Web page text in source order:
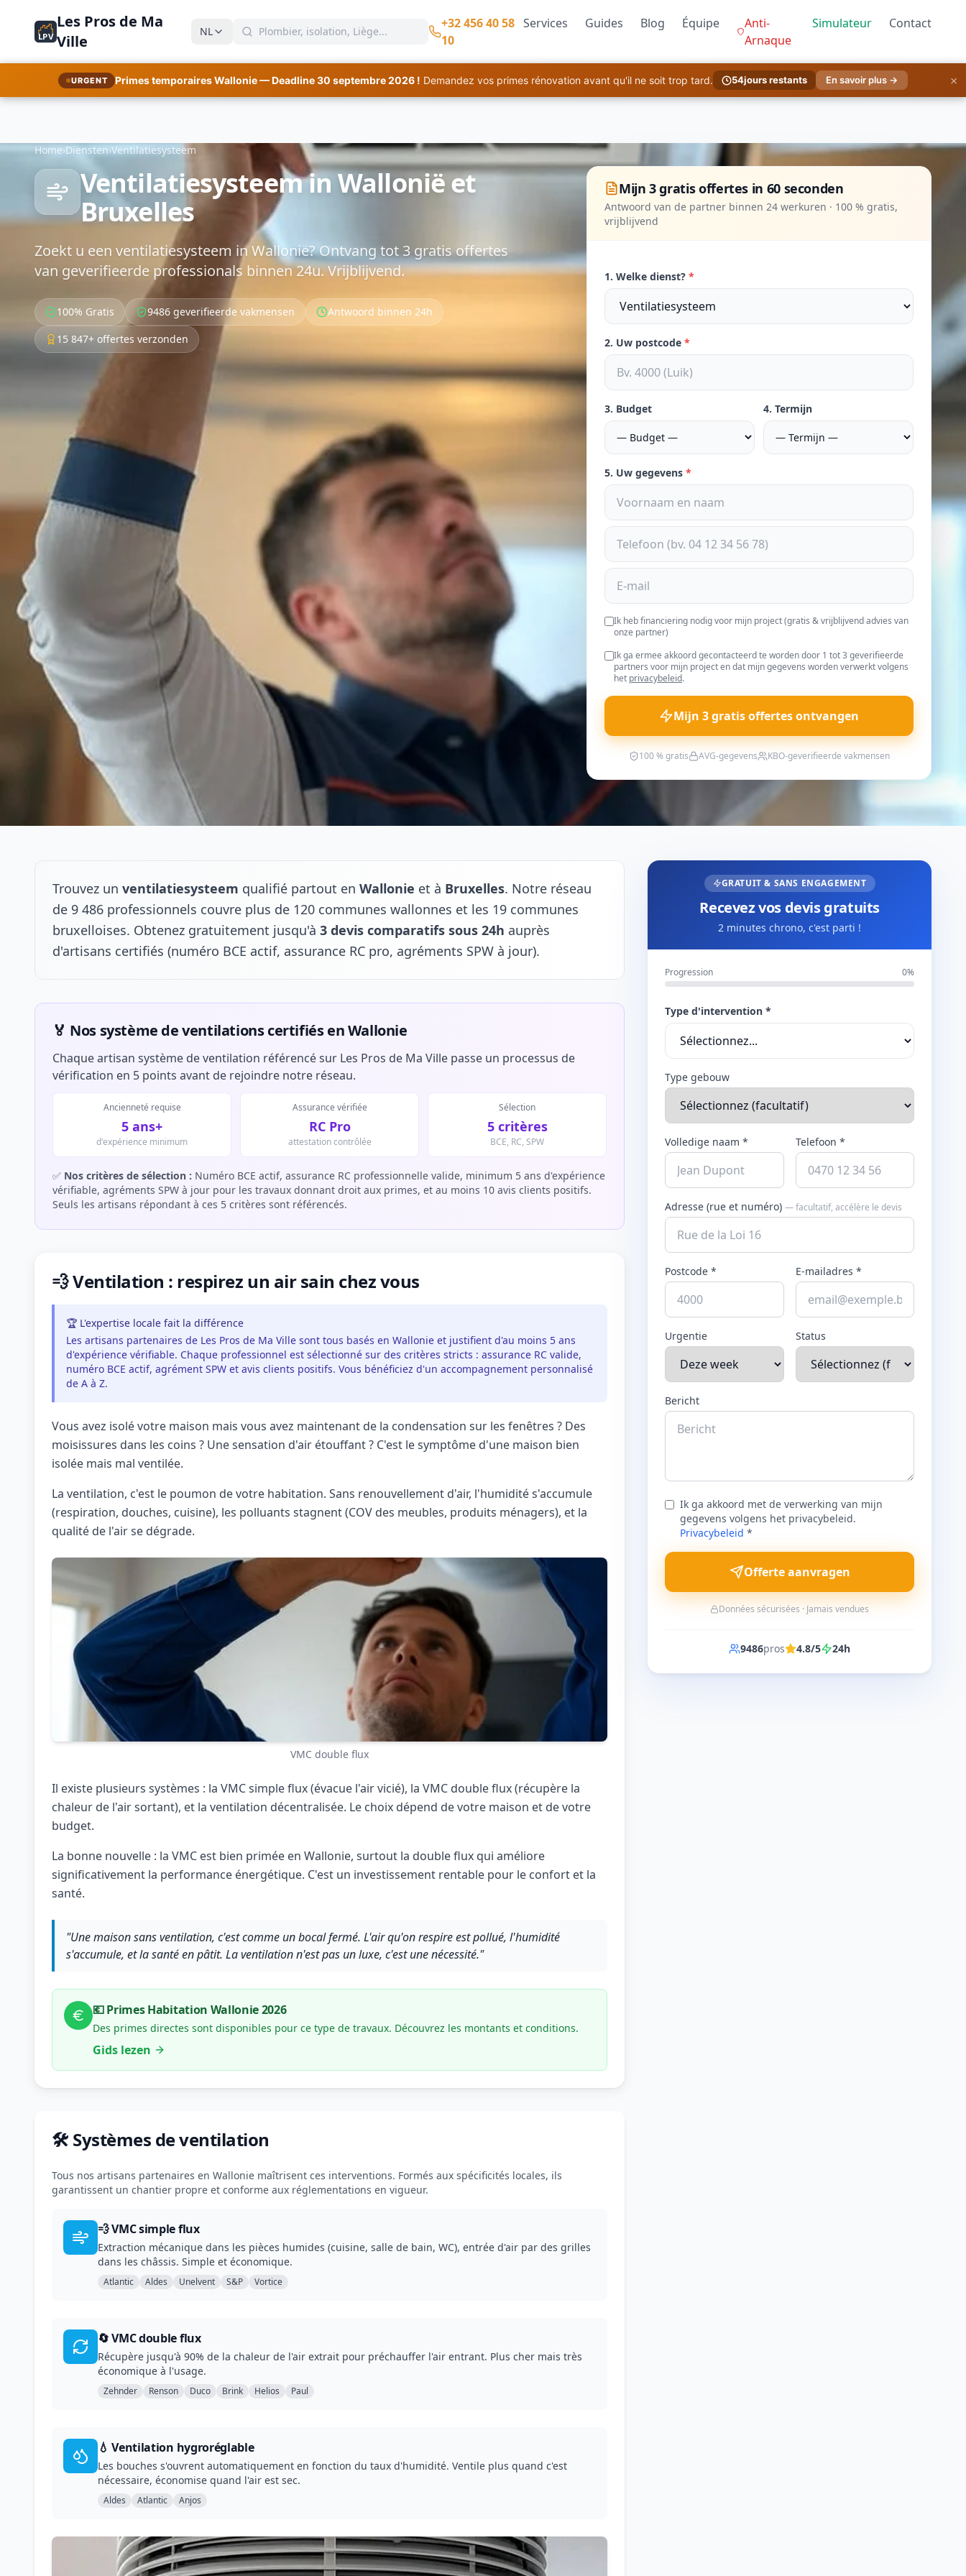
LPV
Les Pros de Ma
Ville
NL
+32 456 40 58
10
Services Guides Blog Équipe
Anti-
Arnaque
Simulateur Contact
URGENT Primes temporaires Wallonie — Deadline 30 septembre 2026 ! Demandez vos primes rénovation avant qu'il ne soit trop tard. 54jours restants En savoir plus → ×
Home›Diensten›Ventilatiesysteem
Ventilatiesysteem in Wallonië et
Bruxelles
Zoekt u een ventilatiesysteem in Wallonië? Ontvang tot 3 gratis offertes
van geverifieerde professionals binnen 24u. Vrijblijvend.
100% Gratis 9486 geverifieerde vakmensen
Antwoord binnen 24h
15 847+ offertes verzonden
Mijn 3 gratis offertes in 60 seconden
Antwoord van de partner binnen 24 werkuren · 100 % gratis,
vrijblijvend
1. Welke dienst? *
2. Uw postcode *
3. Budget 4. Termijn
5. Uw gegevens *
Ik heb financiering nodig voor mijn project (gratis & vrijblijvend advies van
onze partner)
Ik ga ermee akkoord gecontacteerd te worden door 1 tot 3 geverifieerde
partners voor mijn project en dat mijn gegevens worden verwerkt volgens
het privacybeleid.
Mijn 3 gratis offertes ontvangen
100 % gratis AVG-gegevens KBO-geverifieerde vakmensen
Trouvez un ventilatiesysteem qualifié partout en Wallonie et à Bruxelles. Notre réseau
de 9 486 professionnels couvre plus de 120 communes wallonnes et les 19 communes
bruxelloises. Obtenez gratuitement jusqu'à 3 devis comparatifs sous 24h auprès
d'artisans certifiés (numéro BCE actif, assurance RC pro, agréments SPW à jour).
🏅 Nos système de ventilations certifiés en Wallonie
Chaque artisan système de ventilation référencé sur Les Pros de Ma Ville passe un processus de
vérification en 5 points avant de rejoindre notre réseau.
Ancienneté requise
5 ans+
d'expérience minimum
Assurance vérifiée
RC Pro
attestation contrôlée
Sélection
5 critères
BCE, RC, SPW
✅ Nos critères de sélection : Numéro BCE actif, assurance RC professionnelle valide, minimum 5 ans d'expérience
vérifiable, agréments SPW à jour pour les travaux donnant droit aux primes, et au moins 10 avis clients positifs.
Seuls les artisans répondant à ces 5 critères sont référencés.
💨 Ventilation : respirez un air sain chez vous
🏆 L'expertise locale fait la différence
Les artisans partenaires de Les Pros de Ma Ville sont tous basés en Wallonie et justifient d'au moins 5 ans
d'expérience vérifiable. Chaque professionnel est sélectionné sur des critères stricts : assurance RC valide,
numéro BCE actif, agrément SPW et avis clients positifs. Vous bénéficiez d'un accompagnement personnalisé
de A à Z.
Vous avez isolé votre maison mais vous avez maintenant de la condensation sur les fenêtres ? Des
moisissures dans les coins ? Une sensation d'air étouffant ? C'est le symptôme d'une maison bien
isolée mais mal ventilée.
La ventilation, c'est le poumon de votre habitation. Sans renouvellement d'air, l'humidité s'accumule
(respiration, douches, cuisine), les polluants stagnent (COV des meubles, produits ménagers), et la
qualité de l'air se dégrade.
VMC double flux
Il existe plusieurs systèmes : la VMC simple flux (évacue l'air vicié), la VMC double flux (récupère la
chaleur de l'air sortant), et la ventilation décentralisée. Le choix dépend de votre maison et de votre
budget.
La bonne nouvelle : la VMC est bien primée en Wallonie, surtout la double flux qui améliore
significativement la performance énergétique. C'est un investissement rentable pour le confort et la
santé.
"Une maison sans ventilation, c'est comme un bocal fermé. L'air qu'on respire est pollué, l'humidité
s'accumule, et la santé en pâtit. La ventilation n'est pas un luxe, c'est une nécessité."
💶 Primes Habitation Wallonie 2026
Des primes directes sont disponibles pour ce type de travaux. Découvrez les montants et conditions.
Gids lezen
🛠️ Systèmes de ventilation
Tous nos artisans partenaires en Wallonie maîtrisent ces interventions. Formés aux spécificités locales, ils
garantissent un chantier propre et conforme aux réglementations en vigueur.
💨 VMC simple flux
Extraction mécanique dans les pièces humides (cuisine, salle de bain, WC), entrée d'air par des grilles
dans les châssis. Simple et économique.
Atlantic Aldes Unelvent S&P Vortice
🔄 VMC double flux
Récupère jusqu'à 90% de la chaleur de l'air extrait pour préchauffer l'air entrant. Plus cher mais très
économique à l'usage.
Zehnder Renson Duco Brink Helios Paul
💧 Ventilation hygroréglable
Les bouches s'ouvrent automatiquement en fonction du taux d'humidité. Ventile plus quand c'est
nécessaire, économise quand l'air est sec.
Aldes Atlantic Anjos
GRATUIT & SANS ENGAGEMENT
Recevez vos devis gratuits
2 minutes chrono, c'est parti !
Progression 0%
Type d'intervention *
Type gebouw
Volledige naam * Telefoon *
Adresse (rue et numéro)— facultatif, accélère le devis
Postcode * E-mailadres *
Urgentie Status
Bericht
Ik ga akkoord met de verwerking van mijn
gegevens volgens het privacybeleid.
Privacybeleid *
Offerte aanvragen
Données sécurisées · Jamais vendues
9486pros 4.8/5 24h